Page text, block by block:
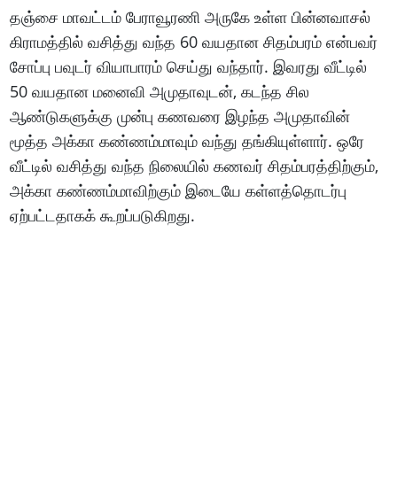
தஞ்சை மாவட்டம் பேராவூரணி அருகே உள்ள பின்னவாசல்
கிராமத்தில் வசித்து வந்த 60 வயதான சிதம்பரம் என்பவர்
சோப்பு பவுடர் வியாபாரம் செய்து வந்தார். இவரது வீட்டில்
50 வயதான மனைவி அமுதாவுடன், கடந்த சில
ஆண்டுகளுக்கு முன்பு கணவரை இழந்த அமுதாவின்
மூத்த அக்கா கண்ணம்மாவும் வந்து தங்கியுள்ளார். ஒரே
வீட்டில் வசித்து வந்த நிலையில் கணவர் சிதம்பரத்திற்கும்,
அக்கா கண்ணம்மாவிற்கும் இடையே கள்ளத்தொடர்பு
ஏற்பட்டதாகக் கூறப்படுகிறது.